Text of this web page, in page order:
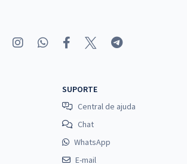
SUPORTE
Central de ajuda
Chat
WhatsApp
E-mail